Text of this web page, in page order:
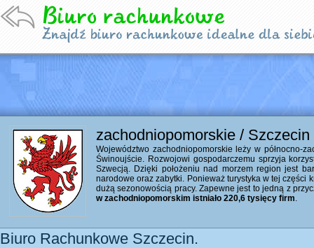
zachodniopomorskie / Szczecin
Województwo zachodniopomorskie leży w północno-
Świnoujście. Rozwojowi gospodarczemu sprzyja
Szwecją. Dzięki położeniu nad morzem region jest
narodowe oraz zabytki. Ponieważ turystyka w tej części
dużą sezonowością pracy. Zapewne jest to jedną z
w zachodniopomorskim istniało 220,6 tysięcy firm.
Biuro Rachunkowe Szczecin.